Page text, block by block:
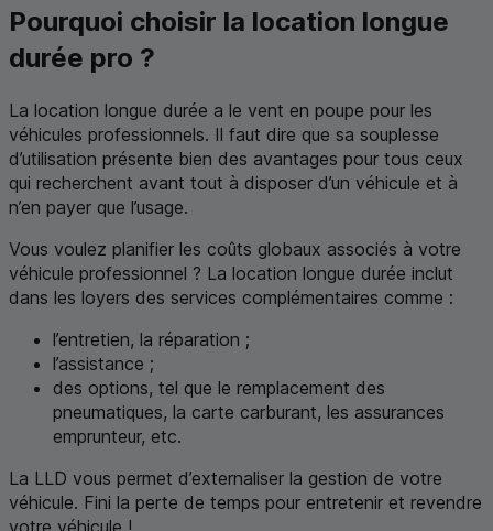
Pourquoi choisir la location longue
durée pro ?
La location longue durée a le vent en poupe pour les
véhicules professionnels. Il faut dire que sa souplesse
d’utilisation présente bien des avantages pour tous ceux
qui recherchent avant tout à disposer d’un véhicule et à
n’en payer que l’usage.
Vous voulez planifier les coûts globaux associés à votre
véhicule professionnel ? La location longue durée inclut
dans les loyers des services complémentaires comme :
l’entretien, la réparation ;
l’assistance ;
des options, tel que le remplacement des
pneumatiques, la carte carburant, les assurances
emprunteur, etc.
La LLD vous permet d’externaliser la gestion de votre
véhicule. Fini la perte de temps pour entretenir et revendre
votre véhicule !